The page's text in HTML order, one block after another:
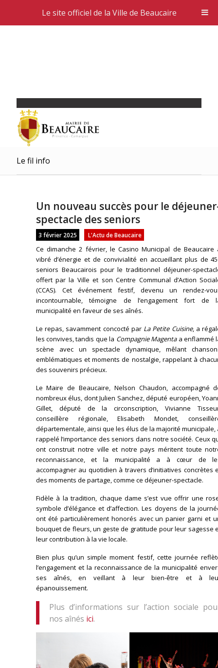
Le fil info
Un nouveau succès pour le
spectacle des seniors
3 février 2025 L'Actu de Beaucaire
Ce dimanche 2 février, le Casino Municipal de Beaucaire
vibré d’énergie et de convivialité en accueillant plus de
seniors Beaucairois pour le traditionnel déjeuner-
offert par la Ville et son Centre Communal d’Action
(CCAS). Cet événement festif, devenu un rendez-
incontournable, témoigne de l’engagement fort de
municipalité en faveur de ses aînés.
Le repas, savamment concocté par La Petite Cuisine, a
les convives, tandis que la Compagnie Magentaa enflammé
scène avec un spectacle dynamique, mêlant
emblématiques et moments de nostalgie, rappelant à
des souvenirs précieux.
Le Maire de Beaucaire, Nelson Chaudon, accompagné
nombreux élus, dont Julien Sanchez, député européen,
Gillet, député de la circonscription, Vivianne
conseillère régionale, Elisabeth Mondet,
départementale, ainsi que les élus de la majorité municipale,
rappelé l’importance des seniors dans notre société. Ceux
ont construit notre ville et notre pays méritent toute
reconnaissance, et la municipalité a à cœur de
accompagner au quotidien à travers d’initiatives concrètes
des moments de partage, comme ce déjeuner-spectacle.
Fidèle à la tradition, chaque dame s’est vue offrir une
symbole d’élégance et d’affection. Les doyens de la
ont été particulièrement honorés avec un panier garni et
bouquet de fleurs, un geste de gratitude pour leur sagesse
leur contribution à la vie locale.
Bien plus qu’un simple moment festif, cette journée
l’engagement et la reconnaissance de la municipalité
ses aînés, en veillant à leur bien-être et à
épanouissement.
Plus d’informations sur l’action sociale
nos aînés ici.
Le site officiel de la Ville de Beaucaire